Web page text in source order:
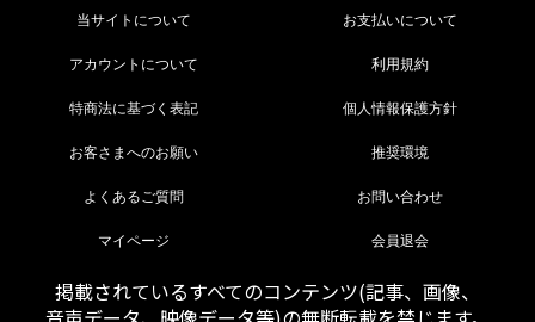
当サイトについて お支払いについて
アカウントについて 利用規約
特商法に基づく表記 個人情報保護方針
お客さまへのお願い 推奨環境
よくあるご質問 お問い合わせ
マイページ 会員退会
掲載されているすべてのコンテンツ(記事、画像、